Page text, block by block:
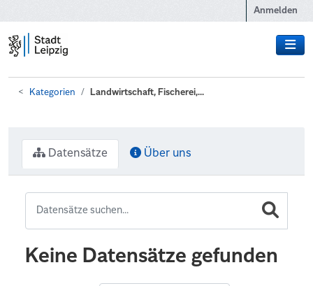
Anmelden
Kategorien Landwirtschaft, Fischerei,...
Datensätze Über uns
Keine Datensätze gefunden